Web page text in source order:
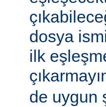
dosya
ilk
de uygun